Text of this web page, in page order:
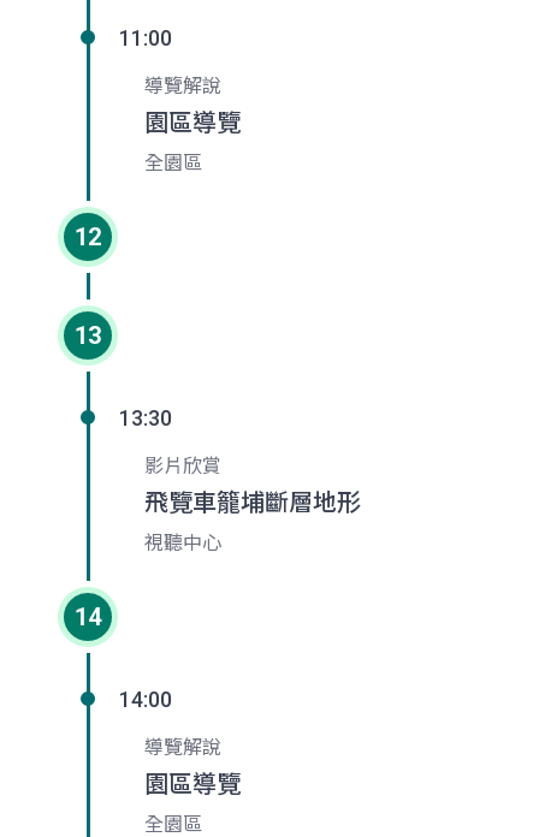
11:00
導覽解說
園區導覽
全園區
12
13
13:30
影片欣賞
飛覽車籠埔斷層地形
視聽中心
14
14:00
導覽解說
園區導覽
全園區